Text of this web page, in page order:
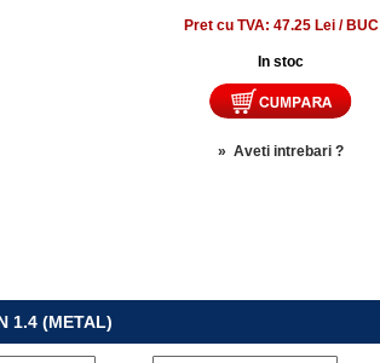
Pret cu TVA: 47.25 Lei / BUC
In stoc
» Aveti intrebari ?
1.4 (METAL)